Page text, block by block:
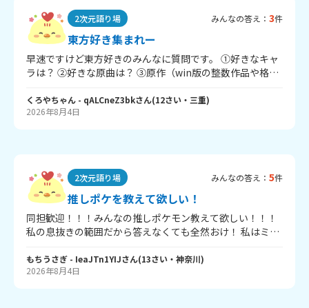
2次元語り場 みんなの答え： 3件
東方好き集まれー
早速ですけど東方好きのみんなに質問です。 ①好きなキャ
ラは？ ②好きな原曲は？ ③原作（win版の整数作品や格ゲ
子のみ答えてね。自分のゲームでの腕前は？ ⑤例大祭とか
コミケいったことある？ ちなみに私は、、 ①もこたんが1
廃獄ララバイ、天空のグリニッジ、エクステンドアッシュ
蓬莱人、東の国の眠らない夜、亡失のエモーションが好
き！！特にデザイアドライブの疾走感と、春の湊にの爽や
かな感じが大好き(⋈◍＞◡＜◍)。✧♡ ③このまえ神霊廟を
買ったよ！！ ④なんとかeasyをクリアした．．．4面むず
過ぎ。。。。 ⑤田舎住みに人権はないのかあああああ 行き
たあああああああい いっぱい答えてね♡みんなで語ろー
くろやちゃん - qALCneZ3bkさん(12さい・ 三重)
2026年8月4日
2次元語り場 みんなの答え： 5件
推しポケを教えて欲しい！
同担歓迎！！！みんなの推しポケモン教えて欲しい！！！
私の息抜きの範囲だから答えなくても全然おけ！ 私はミュ
もちうさぎ - IeaJTn1YIJさん(13さい・ 神奈川)
2026年8月4日